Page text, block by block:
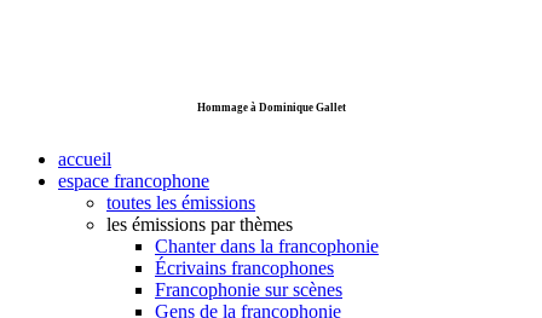
Hommage à Dominique Gallet
accueil
espace francophone
toutes les émissions
les émissions par thèmes
Chanter dans la francophonie
Écrivains francophones
Francophonie sur scènes
Gens de la francophonie